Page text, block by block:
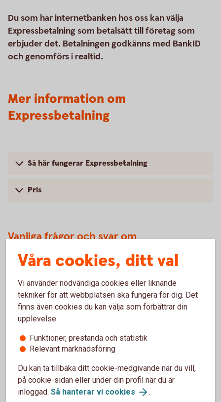
Du som har internetbanken hos oss kan välja
Expressbetalning som betalsätt till företag som
erbjuder det. Betalningen godkänns med BankID
och genomförs i realtid.
Mer information om
Expressbetalning
Så här fungerar Expressbetalning
Pris
Vanliga frågor och svar om
Expressbetalning
När debiteras mitt konto om jag väljer
Expressbetalning?
Hur ser jag att jag har betalat med
Vad är referensnummer?
Vart vänder jag mig med frågor om
Expressbetalningen?
Våra cookies, ditt val
Vi använder nödvändiga cookies eller liknande
tekniker för att webbplatsen ska fungera för dig. Det
finns även cookies du kan välja som förbättrar din
upplevelse:
Funktioner, prestanda och statistik
Relevant marknadsföring
Du kan ta tillbaka ditt cookie-medgivande när du vill,
på cookie-sidan eller under din profil när du är
inloggad. Så hanterar vi cookies .